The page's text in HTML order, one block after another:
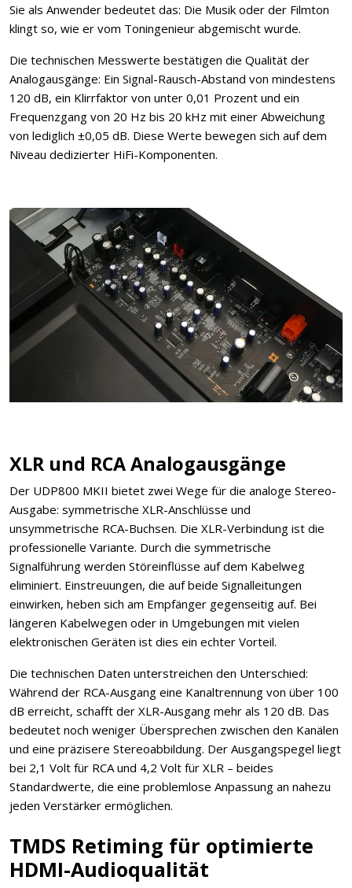
Sie als Anwender bedeutet das: Die Musik oder der Filmton
klingt so, wie er vom Toningenieur abgemischt wurde.
Die technischen Messwerte bestätigen die Qualität der
Analogausgänge: Ein Signal-Rausch-Abstand von mindestens
120 dB, ein Klirrfaktor von unter 0,01 Prozent und ein
Frequenzgang von 20 Hz bis 20 kHz mit einer Abweichung
von lediglich ±0,05 dB. Diese Werte bewegen sich auf dem
Niveau dedizierter HiFi-Komponenten.
XLR und RCA Analogausgänge
Der UDP800 MKII bietet zwei Wege für die analoge Stereo-
Ausgabe: symmetrische XLR-Anschlüsse und
unsymmetrische RCA-Buchsen. Die XLR-Verbindung ist die
professionelle Variante. Durch die symmetrische
Signalführung werden Störeinflüsse auf dem Kabelweg
eliminiert. Einstreuungen, die auf beide Signalleitungen
einwirken, heben sich am Empfänger gegenseitig auf. Bei
längeren Kabelwegen oder in Umgebungen mit vielen
elektronischen Geräten ist dies ein echter Vorteil.
Die technischen Daten unterstreichen den Unterschied:
Während der RCA-Ausgang eine Kanaltrennung von über 100
dB erreicht, schafft der XLR-Ausgang mehr als 120 dB. Das
bedeutet noch weniger Übersprechen zwischen den Kanälen
und eine präzisere Stereoabbildung. Der Ausgangspegel liegt
bei 2,1 Volt für RCA und 4,2 Volt für XLR – beides
Standardwerte, die eine problemlose Anpassung an nahezu
jeden Verstärker ermöglichen.
TMDS Retiming für optimierte
HDMI-Audioqualität